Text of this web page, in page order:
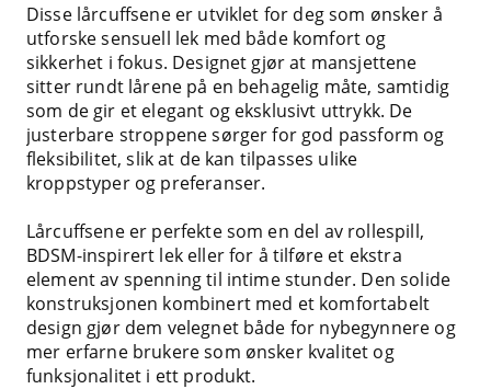
Disse lårcuffsene er utviklet for deg som ønsker å
utforske sensuell lek med både komfort og
sikkerhet i fokus. Designet gjør at mansjettene
sitter rundt lårene på en behagelig måte, samtidig
som de gir et elegant og eksklusivt uttrykk. De
justerbare stroppene sørger for god passform og
fleksibilitet, slik at de kan tilpasses ulike
kroppstyper og preferanser.
Lårcuffsene er perfekte som en del av rollespill,
BDSM-inspirert lek eller for å tilføre et ekstra
element av spenning til intime stunder. Den solide
konstruksjonen kombinert med et komfortabelt
design gjør dem velegnet både for nybegynnere og
mer erfarne brukere som ønsker kvalitet og
funksjonalitet i ett produkt.